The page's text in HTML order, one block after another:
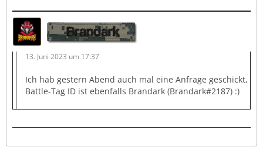
Brandark
13. Juni 2023 um 17:37
Ich hab gestern Abend auch mal eine Anfrage geschickt,
Battle-Tag ID ist ebenfalls Brandark (Brandark#2187) :)